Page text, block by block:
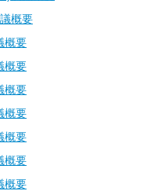
概要
概要
概要
概要
概要
概要
概要
概要